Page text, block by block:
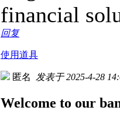
financial
回复
使用道具
匿名 发表于 2025-4-28
Welcome to our